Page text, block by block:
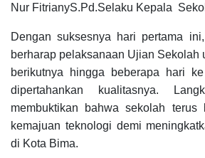
Nur FitrianyS.Pd.Selaku Kepala
Dengan suksesnya hari pertama
berharap pelaksanaan Ujian Sekolah
berikutnya hingga beberapa hari
dipertahankan kualitasnya.
membuktikan bahwa sekolah terus
kemajuan teknologi demi
di Kota Bima.